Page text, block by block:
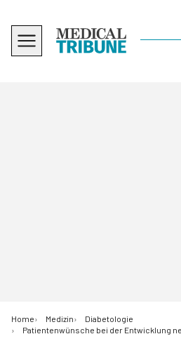
Home Medizin
Diabetologie
Patientenwünsche bei der Entwicklung